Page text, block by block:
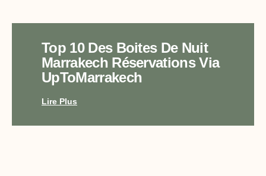
Top 10 Des Boites De Nuit
Marrakech Réservations Via
UpToMarrakech
Lire Plus